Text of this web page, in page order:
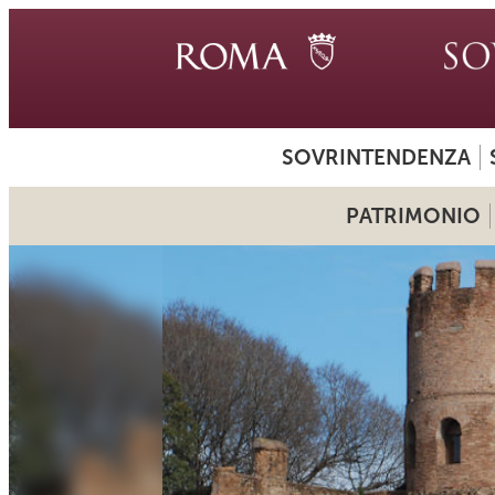
SOVRINTENDENZA
PATRIMONIO